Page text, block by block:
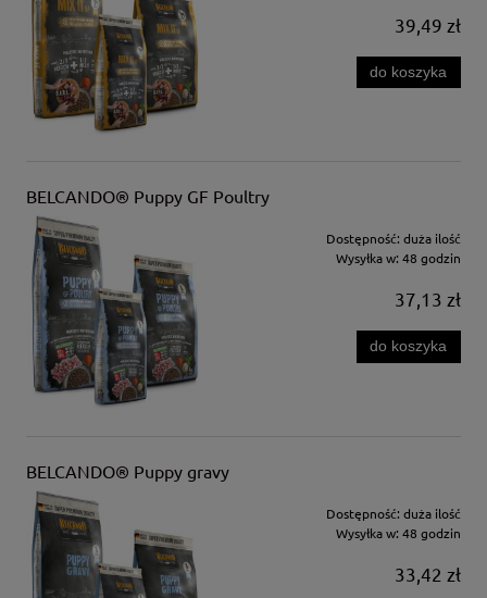
39,49 zł
do koszyka
BELCANDO® Puppy GF Poultry
Dostępność: duża ilość
Wysyłka w: 48 godzin
37,13 zł
do koszyka
BELCANDO® Puppy gravy
Dostępność: duża ilość
Wysyłka w: 48 godzin
33,42 zł